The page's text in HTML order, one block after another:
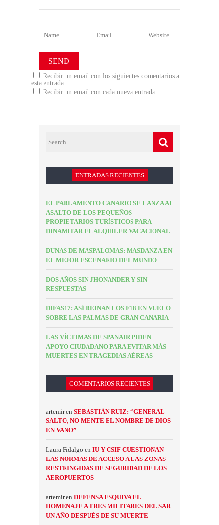
Recibir un email con los siguientes comentarios a
esta entrada.
Recibir un email con cada nueva entrada.
ENTRADAS RECIENTES
EL PARLAMENTO CANARIO SE LANZA AL
ASALTO DE LOS PEQUEÑOS
PROPIETARIOS TURÍSTICOS PARA
DINAMITAR EL ALQUILER VACACIONAL
DUNAS DE MASPALOMAS: MASDANZA EN
EL MEJOR ESCENARIO DEL MUNDO
DOS AÑOS SIN JHONANDER Y SIN
RESPUESTAS
DIFAS17: ASÍ REINAN LOS F18 EN VUELO
SOBRE LAS PALMAS DE GRAN CANARIA
LAS VÍCTIMAS DE SPANAIR PIDEN
APOYO CIUDADANO PARA EVITAR MÁS
MUERTES EN TRAGEDIAS AÉREAS
COMENTARIOS RECIENTES
artemiren SEBASTIÁN RUIZ: “GENERAL
SALTO, NO MENTE EL NOMBRE DE DIOS
EN VANO”
Laura Fidalgo en IU Y CSIF CUESTIONAN
LAS NORMAS DE ACCESO A LAS ZONAS
RESTRINGIDAS DE SEGURIDAD DE LOS
AEROPUERTOS
artemiren DEFENSA ESQUIVA EL
HOMENAJE A TRES MILITARES DEL SAR
UN AÑO DESPUÉS DE SU MUERTE